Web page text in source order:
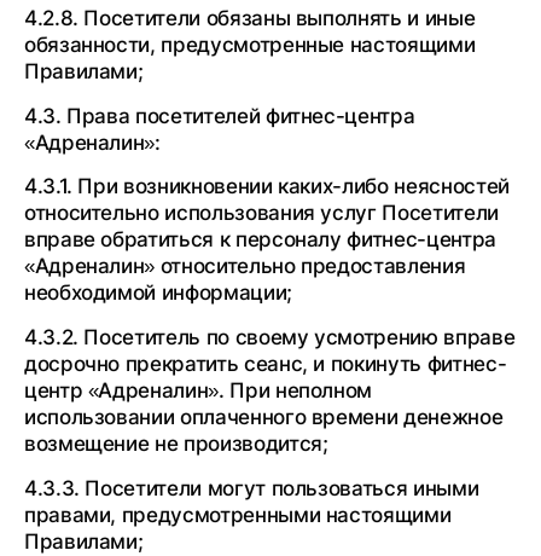
4.2.8. Посетители обязаны выполнять и иные
обязанности, предусмотренные настоящими
Правилами;
4.3. Права посетителей фитнес-центра
«Адреналин»:
4.3.1. При возникновении каких-либо неясностей
относительно использования услуг Посетители
вправе обратиться к персоналу фитнес-центра
«Адреналин» относительно предоставления
необходимой информации;
4.3.2. Посетитель по своему усмотрению вправе
досрочно прекратить сеанс, и покинуть фитнес-
центр «Адреналин». При неполном
использовании оплаченного времени денежное
возмещение не производится;
4.3.3. Посетители могут пользоваться иными
правами, предусмотренными настоящими
Правилами;